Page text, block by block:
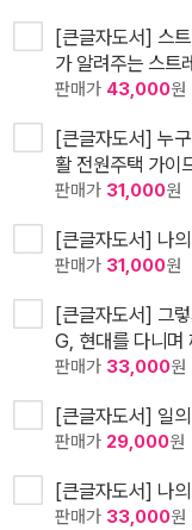
[큰글자도서] 스
가 알려주는 스트
판매가 43,000원
[큰글자도서] 누
활 전원주택 가이
판매가 31,000원
[큰글자도서] 나
판매가 31,000원
[큰글자도서] 그
G, 현대를 다니며
판매가 33,000원
[큰글자도서] 일
판매가 29,000원
[큰글자도서] 나
판매가 33,000원